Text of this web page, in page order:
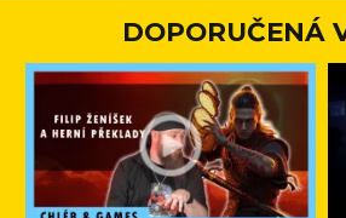
DOPORUČENÁ